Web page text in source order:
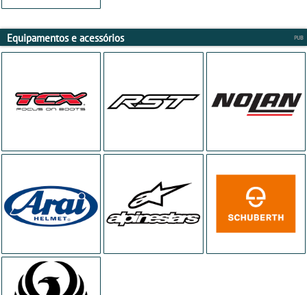
Equipamentos e acessórios